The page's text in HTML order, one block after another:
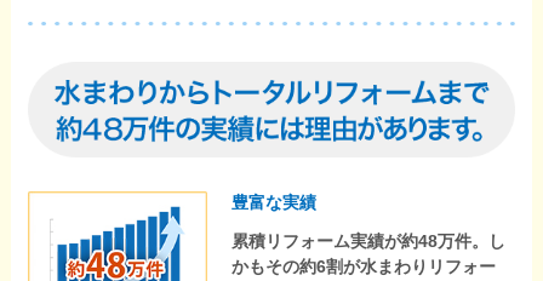
豊富な実績
累積リフォーム実績が約48万件。し
かもその約6割が水まわりリフォー